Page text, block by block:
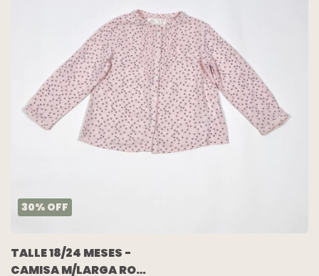
30% OFF
TALLE 18/24 MESES -
CAMISA M/LARGA ROSA